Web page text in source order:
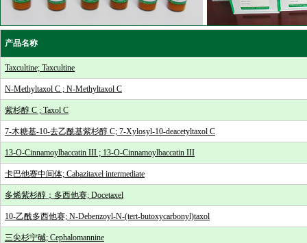
产品名称
Taxcultine; Taxcultine
N-Methyltaxol C ; N-Methyltaxol C
紫杉醇 C ; Taxol C
7-木糖基-10-去乙酰基紫杉醇 C; 7-Xylosyl-10-deacetyltaxol C
13-O-Cinnamoylbaccatin III ; 13-O-Cinnamoylbaccatin III
卡巴他赛中间体; Cabazitaxel intermediate
多烯紫杉醇；多西他赛; Docetaxel
10-乙酰多西他赛; N-Debenzoyl-N-(tert-butoxycarbonyl)taxol
三尖杉宁碱; Cephalomannine